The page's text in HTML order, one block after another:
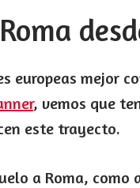
europeas mejor
, vemos que
este trayecto.
a Roma, como